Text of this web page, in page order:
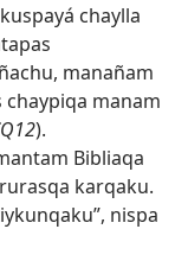
chaylla
manañam
chaypiqa manam
).
Bibliaqa
karqaku.
nispa